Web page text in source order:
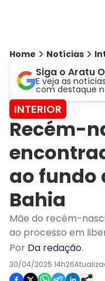
Home Notícias
Siga o Aratu
E veja as
com destaque
INTERIOR
Recém-
ao fundo
Bahia
Mãe do recém-
ao processo em
Por Da redação.
30/04/2025 14h26